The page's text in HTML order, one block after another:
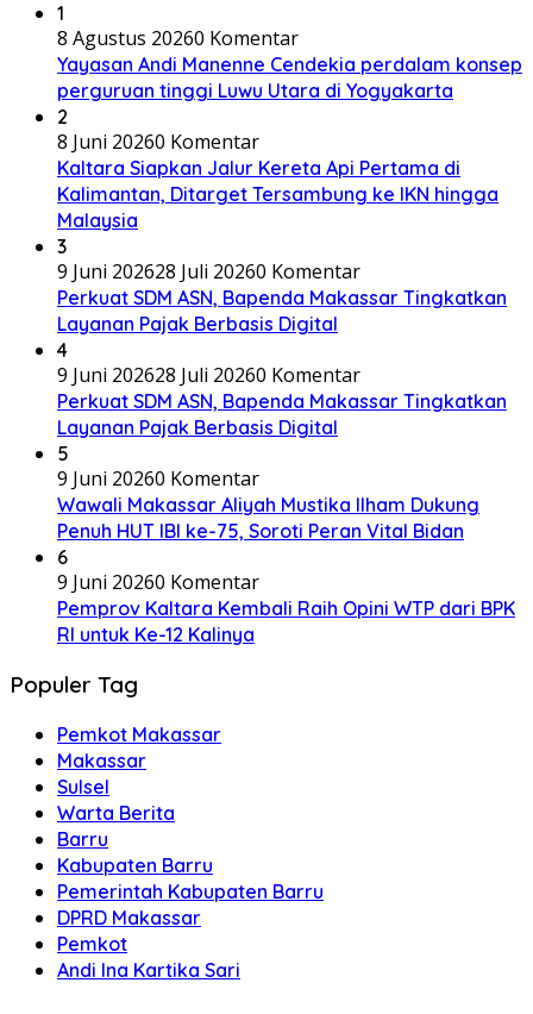
1
8 Agustus 20260 Komentar
Yayasan Andi Manenne Cendekia perdalam konsep
perguruan tinggi Luwu Utara di Yogyakarta
2
8 Juni 20260 Komentar
Kaltara Siapkan Jalur Kereta Api Pertama di
Kalimantan, Ditarget Tersambung ke IKN hingga
Malaysia
3
9 Juni 202628 Juli 20260 Komentar
Perkuat SDM ASN, Bapenda Makassar Tingkatkan
Layanan Pajak Berbasis Digital
4
9 Juni 202628 Juli 20260 Komentar
Perkuat SDM ASN, Bapenda Makassar Tingkatkan
Layanan Pajak Berbasis Digital
5
9 Juni 20260 Komentar
Wawali Makassar Aliyah Mustika Ilham Dukung
Penuh HUT IBI ke-75, Soroti Peran Vital Bidan
6
9 Juni 20260 Komentar
Pemprov Kaltara Kembali Raih Opini WTP dari BPK
RI untuk Ke-12 Kalinya
Populer Tag
Pemkot Makassar
Makassar
Sulsel
Warta Berita
Barru
Kabupaten Barru
Pemerintah Kabupaten Barru
DPRD Makassar
Pemkot
Andi Ina Kartika Sari